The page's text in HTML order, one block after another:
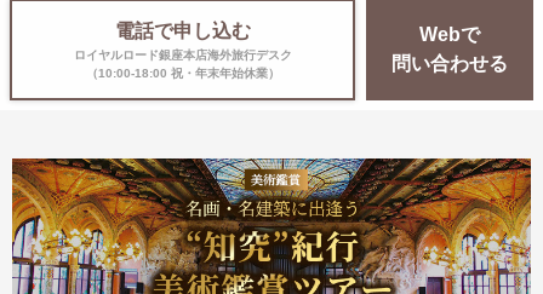
電話で申し込む
ロイヤルロード銀座本店海外旅行デスク
（10:00-18:00 祝・年末年始休業）
Webで
問い合わせる